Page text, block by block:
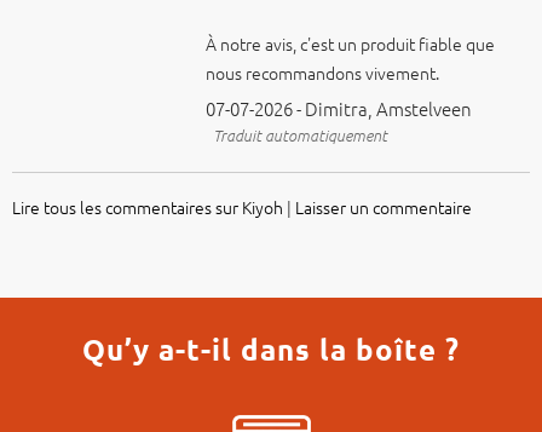
À notre avis, c'est un produit fiable que
nous recommandons vivement.
07-07-2026 - Dimitra, Amstelveen
Traduit automatiquement
Lire tous les commentaires sur Kiyoh | Laisser un commentaire
Qu’y a-t-il dans la boîte ?